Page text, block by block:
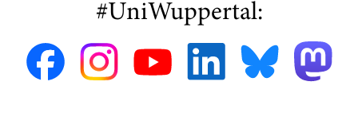
#UniWuppertal: